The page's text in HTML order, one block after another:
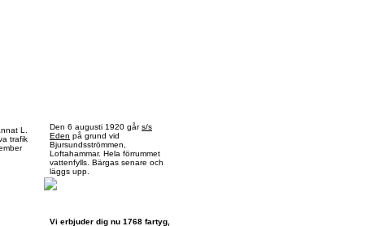
L.
trafik
Den 6 augusti 1920 gårs/s
Eden på grund vid
Bjursundsströmmen,
Loftahammar. Hela förrummet
vattenfylls. Bärgas senare och
läggs upp.
Vi erbjuder dig nu 1768 fartyg,